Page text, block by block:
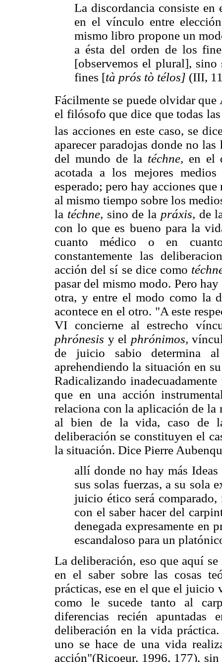
La discordancia consiste
en el vínculo entre
mismo libro propone un
a ésta del orden de los
[observemos el plural], sino
fines [tà prós tò télos] (III,
Fácilmente se puede olvidar
el filósofo que dice que todas
las acciones en este caso, se
aparecer paradojas donde no
del mundo de la téchne, en el
acotada a los mejores
esperado; pero hay acciones
al mismo tiempo sobre los
la téchne, sino de la práxis, de
con lo que es bueno para la
cuanto médico o en
constantemente las
acción del sí se dice como
pasar del mismo modo. Pero
otra, y entre el modo como la
acontece en el otro. "A este
VI concierne al estrecho
phrónesis y el phrónimos,
de juicio sabio determina
aprehendiendo la situación en
Radicalizando
que en una acción
relaciona con la aplicación de la
al bien de la vida, caso de
deliberación se constituyen el
la situación. Dice Pierre
allí donde no hay más
sus solas fuerzas, a su sola
juicio ético será
con el saber hacer del
denegada expresamente en
escandaloso para un
La deliberación, eso que aquí
en el saber sobre las cosas
prácticas, ese en el que el juicio
como le sucede tanto al
diferencias recién
deliberación en la vida
uno se hace de una vida
acción"(Ricoeur, 1996, 177),